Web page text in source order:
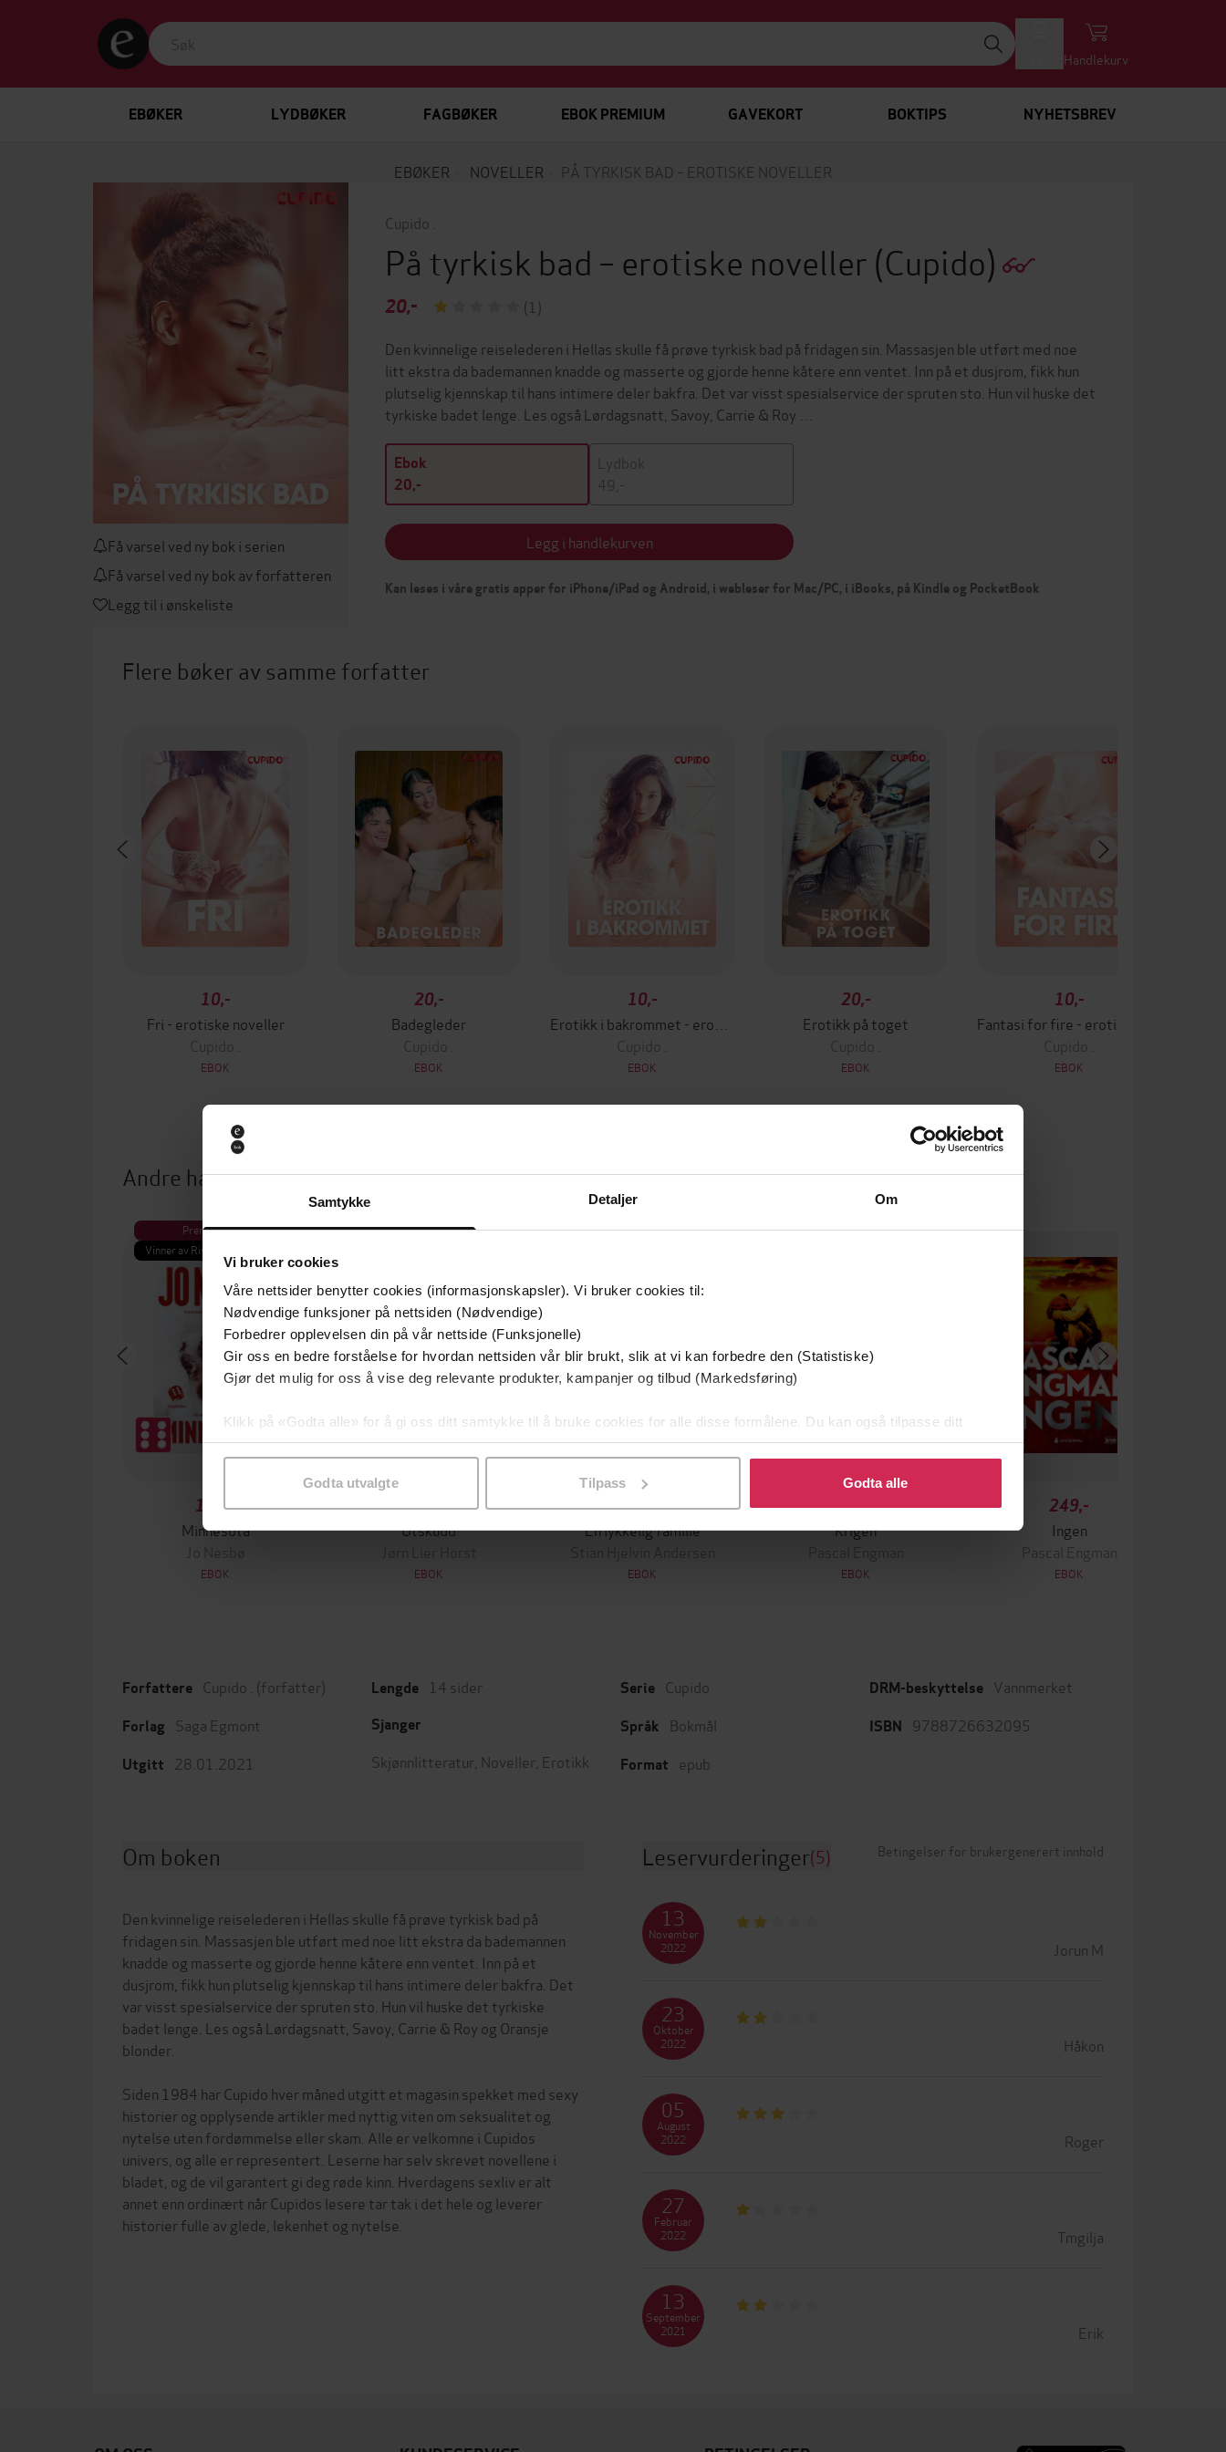
Samtykke Detaljer Om
Vi bruker cookies
Våre nettsider benytter cookies (informasjonskapsler). Vi bruker cookies til:
Nødvendige funksjoner på nettsiden (Nødvendige)
Forbedrer opplevelsen din på vår nettside (Funksjonelle)
Gir oss en bedre forståelse for hvordan nettsiden vår blir brukt, slik at vi kan forbedre den (Statistiske)
Gjør det mulig for oss å vise deg relevante produkter, kampanjer og tilbud (Markedsføring)
Klikk på «Godta alle» for å gi oss ditt samtykke til å bruke cookies for alle disse formålene. Du kan også tilpasse ditt
samtykke til spesifikke formål ved å klikke på «Tilpass». Du kan når som helst trekke tilbake eller endre ditt samtykke.
Godta utvalgte Tilpass Godta alle
Handlekurv
EBØKER LYDBØKER FAGBØKER EBOK PREMIUM GAVEKORT BOKTIPS NYHETSBREV
EBØKER NOVELLER PÅ TYRKISK BAD – EROTISKE NOVELLER
Få varsel ved ny bok i serien
Få varsel ved ny bok av forfatteren
Legg til i ønskeliste
Cupido .
På tyrkisk bad – erotiske noveller(Cupido)
20,-
(1)
Den kvinnelige reiselederen i Hellas skulle få prøve tyrkisk bad på fridagen sin. Massasjen ble utført med noe
litt ekstra da bademannen knadde og masserte og gjorde henne kåtere enn ventet. Inn på et dusjrom, fikk hun
plutselig kjennskap til hans intimere deler bakfra. Det var visst spesialservice der spruten sto. Hun vil huske det
tyrkiske badet lenge. Les også Lørdagsnatt, Savoy, Carrie & Roy …
Ebok
20,-
Lydbok
49,-
Legg i handlekurven
Kan leses i våre gratis apper for iPhone/iPad og Android, i webleser for Mac/PC, i iBooks, på Kindle og PocketBook
Flere bøker av samme forfatter
10,-
Fri - erotiske noveller
Cupido .
EBOK
20,-
Badegleder
Cupido .
EBOK
10,-
Cupido .
EBOK
20,-
Erotikk på toget
Cupido .
EBOK
10,-
Cupido .
EBOK
Andre har også kjøpt
Premium
Vinner av Rivertonprisen
199,-
Minnesota
Jo Nesbø
EBOK
Premium
349,-
Utskudd
EBOK
Premium
149,-
En lykkelig familie
EBOK
349,-
Krigen
EBOK
249,-
Ingen
Pascal Engman
EBOK
Forfattere Cupido . (forfatter)
Forlag Saga Egmont
Utgitt 28.01.2021
Lengde 14 sider
Sjanger
Skjønnlitteratur Noveller Erotikk
Serie Cupido
Språk Bokmål
Format epub
DRM-beskyttelse Vannmerket
ISBN 9788726632095
Om boken
Den kvinnelige reiselederen i Hellas skulle få prøve tyrkisk bad på
fridagen sin. Massasjen ble utført med noe litt ekstra da bademannen
knadde og masserte og gjorde henne kåtere enn ventet. Inn på et
dusjrom, fikk hun plutselig kjennskap til hans intimere deler bakfra. Det
var visst spesialservice der spruten sto. Hun vil huske det tyrkiske
badet lenge. Les også Lørdagsnatt, Savoy, Carrie & Roy og Oransje
blonder.
Siden 1984 har Cupido hver måned utgitt et magasin spekket med sexy
historier og opplysende artikler med nyttig viten om seksualitet og
nytelse uten fordømmelse eller skam. Alle er velkomne i Cupidos
univers, og alle er representert. Leserne har selv skrevet novellene i
bladet, og de vil garantert gi deg røde kinn. Hverdagens sexliv er alt
annet enn ordinært når Cupidos lesere tar tak i det hele og leverer
Leservurderinger(5) Betingelser for brukergenerert innhold
Jorun M
13
November
2022
Håkon
23
Oktober
2022
Roger
05
August
2022
Tmgilja
27
Februar
2022
Erik
13
September
2021